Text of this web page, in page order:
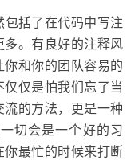
包括了在代码中写注
。有良好的注释风
和你的团队容易的
仅是怕我们忘了当
的方法，更是一种
切会是一个好的习
最忙的时候来打断